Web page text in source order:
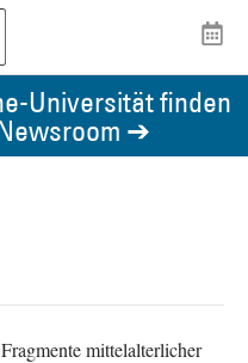
Universität finden
➔
mittelalterlicher